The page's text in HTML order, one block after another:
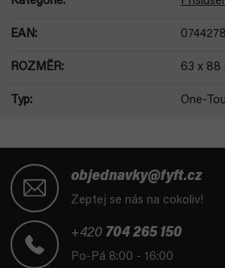
EAN:
ROZMĚR: 63 x 88
Typ: One-
objednavky@fyft.cz
Zeptej se nás na cokoliv!
+420 704 265 150
Po-Pá 8:00 - 16:00